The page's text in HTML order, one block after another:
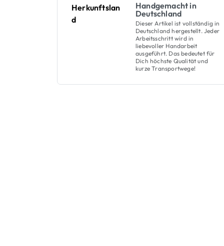
Herkunftslan
d
Handgemacht in
Deutschland
Dieser Artikel ist vollständig in
Deutschland hergestellt. Jeder
Arbeitsschritt wird in
liebevoller Handarbeit
ausgeführt. Das bedeutet für
Dich höchste Qualität und
kurze Transportwege!